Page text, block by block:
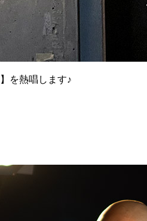
を熱唱します♪